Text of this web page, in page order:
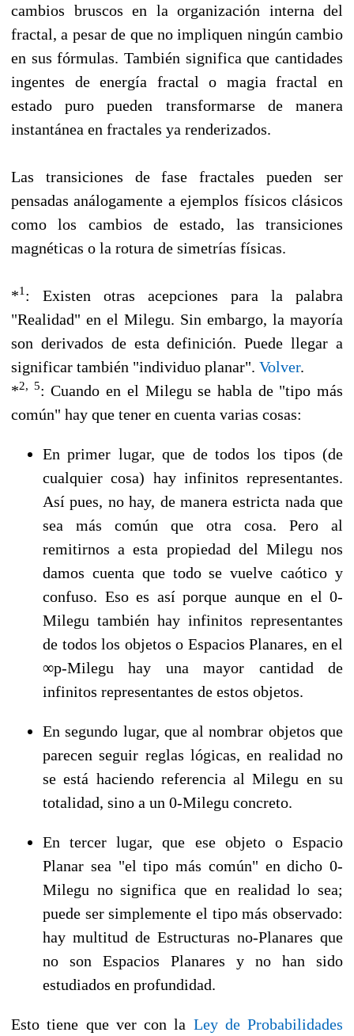
cambios bruscos en la organización interna del
fractal, a pesar de que no impliquen ningún cambio
en sus fórmulas. También significa que cantidades
ingentes de energía fractal o magia fractal en
estado puro pueden transformarse de manera
instantánea en fractales ya renderizados.
Las transiciones de fase fractales pueden ser
pensadas análogamente a ejemplos físicos clásicos
como los cambios de estado, las transiciones
magnéticas o la rotura de simetrías físicas.
*1: Existen otras acepciones para la palabra
"Realidad" en el Milegu. Sin embargo, la mayoría
son derivados de esta definición. Puede llegar a
significar también "individuo planar". Volver.
*2, 5: Cuando en el Milegu se habla de "tipo más
común" hay que tener en cuenta varias cosas:
En primer lugar, que de todos los tipos (de
cualquier cosa) hay infinitos representantes.
Así pues, no hay, de manera estricta nada que
sea más común que otra cosa. Pero al
remitirnos a esta propiedad del Milegu nos
damos cuenta que todo se vuelve caótico y
confuso. Eso es así porque aunque en el 0-
Milegu también hay infinitos representantes
de todos los objetos o Espacios Planares, en el
∞p-Milegu hay una mayor cantidad de
infinitos representantes de estos objetos.
En segundo lugar, que al nombrar objetos que
parecen seguir reglas lógicas, en realidad no
se está haciendo referencia al Milegu en su
totalidad, sino a un 0-Milegu concreto.
En tercer lugar, que ese objeto o Espacio
Planar sea "el tipo más común" en dicho 0-
Milegu no significa que en realidad lo sea;
puede ser simplemente el tipo más observado:
hay multitud de Estructuras no-Planares que
no son Espacios Planares y no han sido
estudiados en profundidad.
Esto tiene que ver con la Ley de Probabilidades